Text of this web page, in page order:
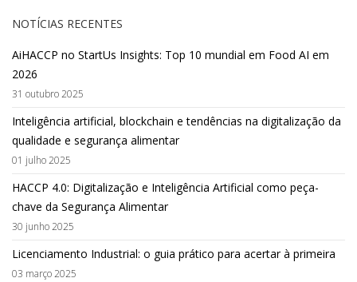
NOTÍCIAS RECENTES
AiHACCP no StartUs Insights: Top 10 mundial em Food AI em
2026
31 outubro 2025
Inteligência artificial, blockchain e tendências na digitalização da
qualidade e segurança alimentar
01 julho 2025
HACCP 4.0: Digitalização e Inteligência Artificial como peça-
chave da Segurança Alimentar
30 junho 2025
Licenciamento Industrial: o guia prático para acertar à primeira
03 março 2025